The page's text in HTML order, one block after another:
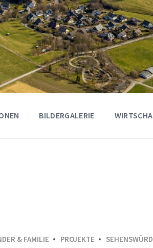
BILDERGALERIE
& FAMILIE PROJEKTE